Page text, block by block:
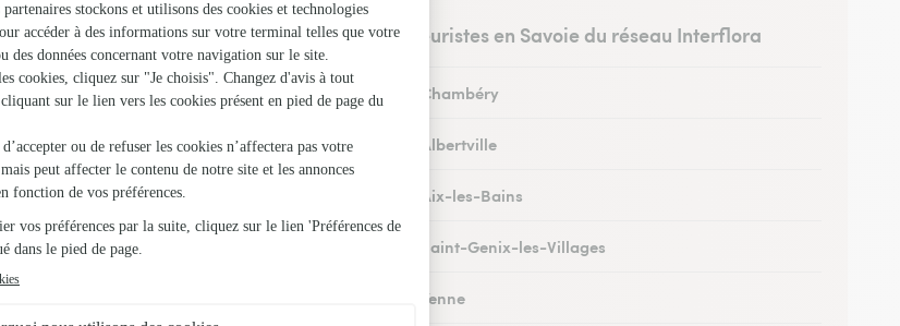
Les fleuristes en Savoie du réseau Interflora
Fleuristes à Chambéry
Fleuristes à Albertville
Fleuristes à Aix-les-Bains
Fleuristes à Saint-Genix-les-Villages
Fleuristes à Yenne